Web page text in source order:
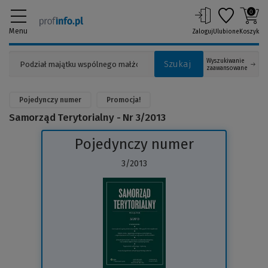
Menu
Szukaj
Wyszukiwanie
zaawansowane
ZalogujUlubione
0
Koszyk
Pojedynczy numer Promocja!
Samorząd Terytorialny - Nr 3/2013
Pojedynczy numer
3/2013